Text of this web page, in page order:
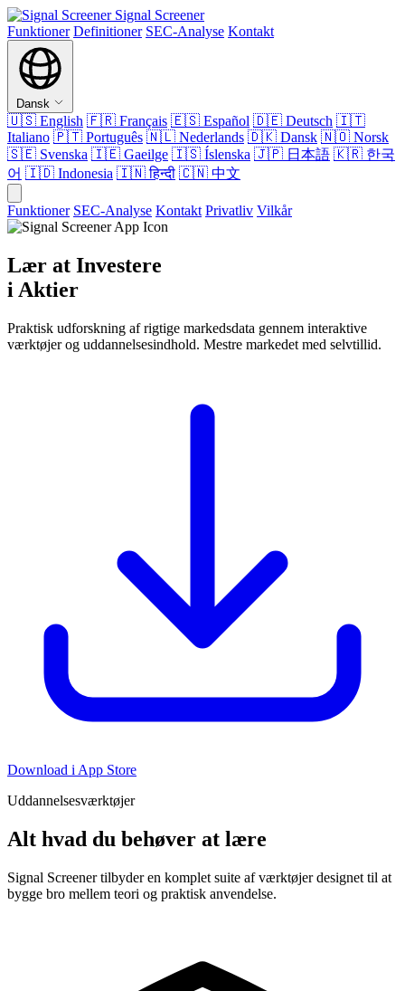
Signal Screener
Funktioner Definitioner SEC-Analyse Kontakt
Dansk
🇺🇸 English 🇫🇷 Français 🇪🇸 Español 🇩🇪 Deutsch 🇮🇹
Italiano 🇵🇹 Português 🇳🇱 Nederlands 🇩🇰 Dansk 🇳🇴 Norsk
🇸🇪 Svenska 🇮🇪 Gaeilge 🇮🇸 Íslenska 🇯🇵 日本語 🇰🇷 한국
어 🇮🇩 Indonesia 🇮🇳हिन्दी 🇨🇳 中文
Funktioner SEC-Analyse Kontakt Privatliv Vilkår
Lær at Investere
i Aktier
Praktisk udforskning af rigtige markedsdata gennem interaktive
værktøjer og uddannelsesindhold. Mestre markedet med selvtillid.
Download i App Store
Uddannelsesværktøjer
Alt hvad du behøver at lære
Signal Screener tilbyder en komplet suite af værktøjer designet til at
bygge bro mellem teori og praktisk anvendelse.